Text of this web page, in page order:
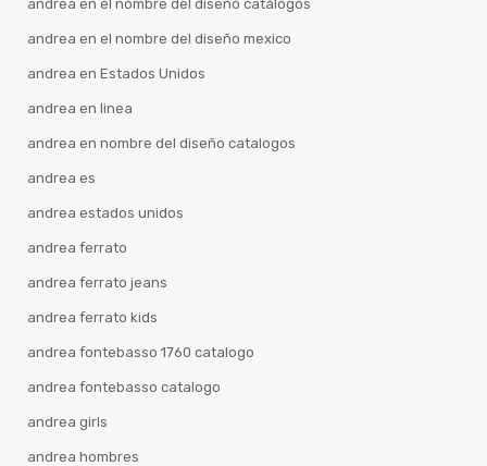
andrea en el nombre del diseño catálogos
andrea en el nombre del diseño mexico
andrea en Estados Unidos
andrea en linea
andrea en nombre del diseño catalogos
andrea es
andrea estados unidos
andrea ferrato
andrea ferrato jeans
andrea ferrato kids
andrea fontebasso 1760 catalogo
andrea fontebasso catalogo
andrea girls
andrea hombres